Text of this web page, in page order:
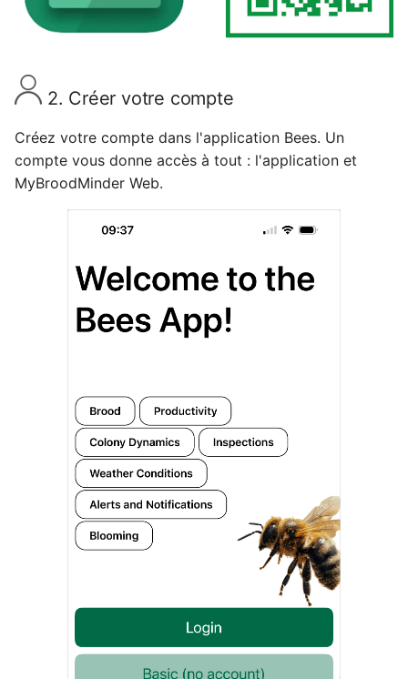
2. Créer votre compte
Créez votre compte dans l'application Bees. Un
compte vous donne accès à tout : l'application et
MyBroodMinder Web.